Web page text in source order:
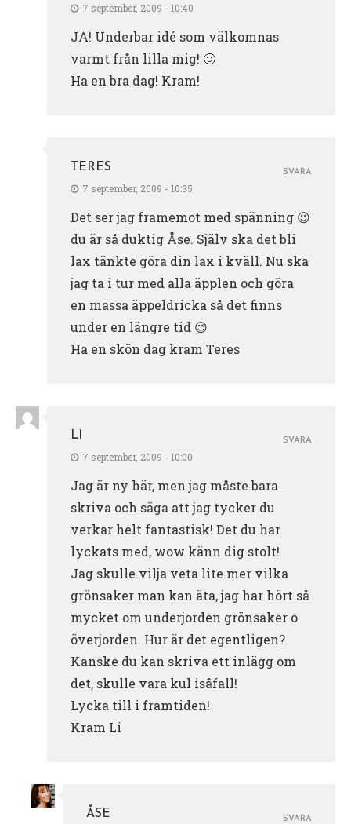
7 september, 2009 - 10:40
JA! Underbar idé som välkomnas
varmt från lilla mig! 🙂
Ha en bra dag! Kram!
TERES
7 september, 2009 - 10:35
Det ser jag framemot med spänning 😉
du är så duktig Åse. Själv ska det bli
lax tänkte göra din lax i kväll. Nu ska
jag ta i tur med alla äpplen och göra
en massa äppeldricka så det finns
under en längre tid 😉
Ha en skön dag kram Teres
SVARA
LI
7 september, 2009 - 10:00
Jag är ny här, men jag måste bara
skriva och säga att jag tycker du
verkar helt fantastisk! Det du har
lyckats med, wow känn dig stolt!
Jag skulle vilja veta lite mer vilka
grönsaker man kan äta, jag har hört så
mycket om underjorden grönsaker o
överjorden. Hur är det egentligen?
Kanske du kan skriva ett inlägg om
det, skulle vara kul isåfall!
Lycka till i framtiden!
Kram Li
SVARA
ÅSE
SVARA